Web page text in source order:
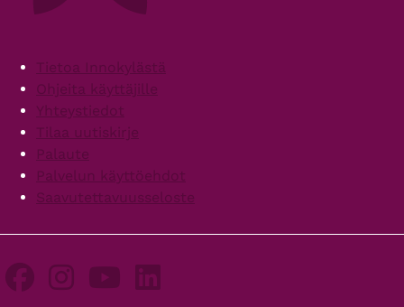
FooterTietoa Innokylästä
Ohjeita käyttäjille
Yhteystiedot
Tilaa uutiskirje
Palaute
Palvelun käyttöehdot
Saavutettavuusseloste